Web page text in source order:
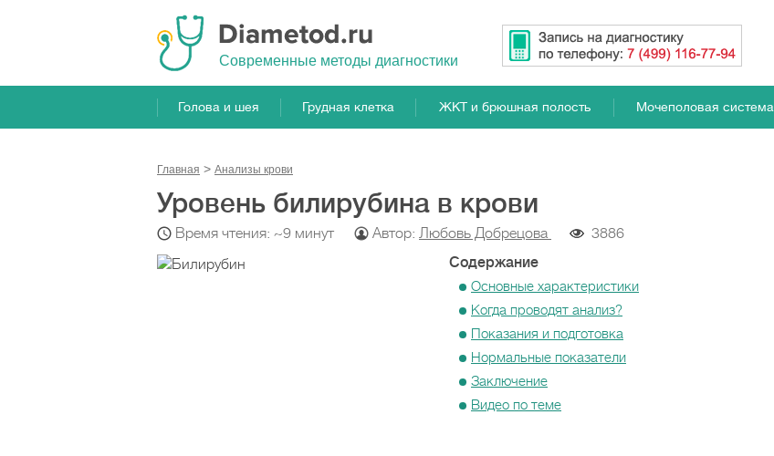
Cовременные методы диагностики
Голова и шея Грудная клетка ЖКТ и брюшная полость Мочеполовая система
Главная Анализы крови
Уровень билирубина в крови
Время чтения: ~9 минут Автор: Любовь Добрецова
3886
Содержание
Основные характеристики
Когда проводят анализ?
Показания и подготовка
Нормальные показатели
Заключение
Видео по теме